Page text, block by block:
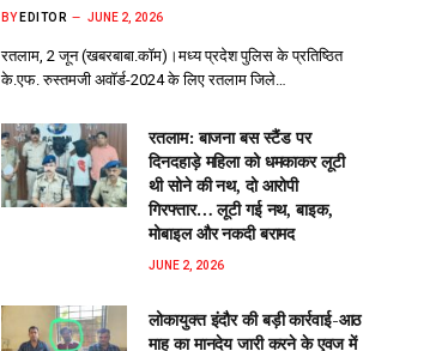
BY EDITOR JUNE 2, 2026
रतलाम, 2 जून (खबरबाबा.कॉम)।मध्य प्रदेश पुलिस के प्रतिष्ठित
के.एफ. रुस्तमजी अवॉर्ड-2024 के लिए रतलाम जिले…
रतलाम: बाजना बस स्टैंड पर
दिनदहाड़े महिला को धमकाकर लूटी
थी सोने की नथ, दो आरोपी
गिरफ्तार… लूटी गई नथ, बाइक,
मोबाइल और नकदी बरामद
JUNE 2, 2026
लोकायुक्त इंदौर की बड़ी कार्रवाई-आठ
माह का मानदेय जारी करने के एवज में